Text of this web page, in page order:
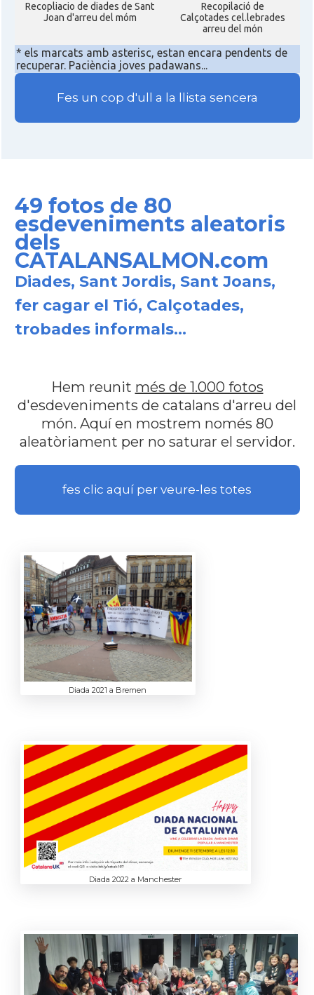
Recopliacio de diades de Sant
Joan d'arreu del móm
Recopilació de
Calçotades cel.lebrades
arreu del món
* els marcats amb asterisc, estan encara pendents de
recuperar. Paciència joves padawans...
Fes un cop d'ull a la llista sencera
49 fotos de 80
esdeveniments aleatoris
dels
CATALANSALMON.com
Diades, Sant Jordis, Sant Joans,
fer cagar el Tió, Calçotades,
trobades informals...
Hem reunit més de 1.000 fotos
d'esdeveniments de catalans d'arreu del
món. Aquí en mostrem només 80
aleatòriament per no saturar el servidor.
fes clic aquí per veure-les totes
Diada 2021 a Bremen
Diada 2022 a Manchester